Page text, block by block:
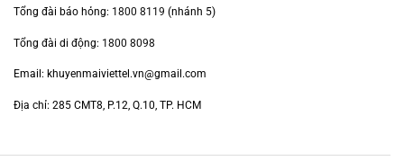
Tổng đài báo hỏng: 1800 8119 (nhánh 5)
Tổng đài di động: 1800 8098
Email: khuyenmaiviettel.vn@gmail.com
Địa chỉ: 285 CMT8, P.12, Q.10, TP. HCM